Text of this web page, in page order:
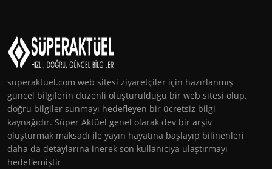
superaktuel.com web sitesi ziyaretçiler için hazırlanmış
güncel bilgilerin düzenli oluşturulduğu bir web sitesi olup,
doğru bilgiler sunmayı hedefleyen bir ücretsiz bilgi
kaynağıdır. Süper Aktüel genel olarak dev bir arşiv
oluşturmak maksadı ile yayın hayatına başlayıp bilinenleri
daha da detaylarına inerek son kullanıcıya ulaştırmayı
hedeflemiştir